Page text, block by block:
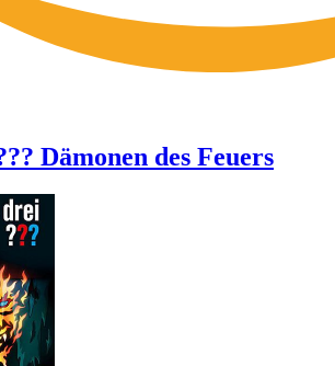
Dämonen des Feuers